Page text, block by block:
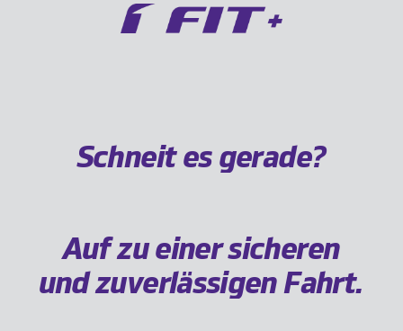
Schneit es gerade?
Auf zu einer sicheren
und zuverlässigen Fahrt.